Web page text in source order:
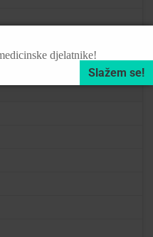
djelatnike!